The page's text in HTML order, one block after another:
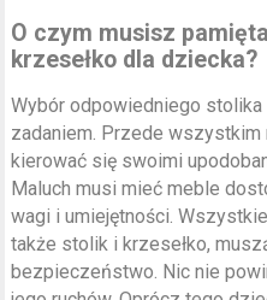
O czym musisz
krzesełko dla dziecka?
Wybór odpowiedniego
zadaniem. Przede
kierować się swoimi
Maluch musi mieć meble
wagi i umiejętności.
także stolik i krzesełko,
bezpieczeństwo. Nic nie